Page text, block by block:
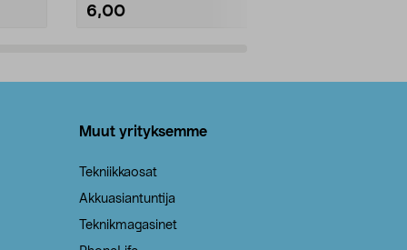
6,00
Muut yrityksemme
Tekniikkaosat
Akkuasiantuntija
Teknikmagasinet